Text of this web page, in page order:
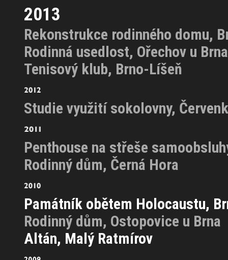
2013
Rekonstrukce rodinného domu,
Rodinná usedlost, Ořechov u Brna
Tenisový klub, Brno-Líšeň
Studie využití sokolovny,
Penthouse na střeše
Rodinný dům, Černá Hora
Památník obětem Holocaustu,
Rodinný dům, Ostopovice u Brna
Altán, Malý Ratmírov